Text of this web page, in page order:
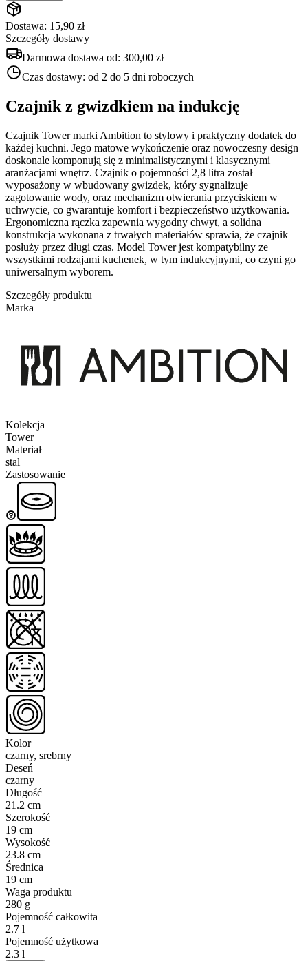
Dostawa: 15,90 zł
Szczegóły dostawy
Darmowa dostawa od: 300,00 zł
Czas dostawy: od 2 do 5 dni roboczych
Czajnik z gwizdkiem na indukcję
Czajnik Tower marki Ambition to stylowy i praktyczny dodatek do
każdej kuchni. Jego matowe wykończenie oraz nowoczesny design
doskonale komponują się z minimalistycznymi i klasycznymi
aranżacjami wnętrz. Czajnik o pojemności 2,8 litra został
wyposażony w wbudowany gwizdek, który sygnalizuje
zagotowanie wody, oraz mechanizm otwierania przyciskiem w
uchwycie, co gwarantuje komfort i bezpieczeństwo użytkowania.
Ergonomiczna rączka zapewnia wygodny chwyt, a solidna
konstrukcja wykonana z trwałych materiałów sprawia, że czajnik
posłuży przez długi czas. Model Tower jest kompatybilny ze
wszystkimi rodzajami kuchenek, w tym indukcyjnymi, co czyni go
uniwersalnym wyborem.
Szczegóły produktu
Marka
Kolekcja
Tower
Materiał
stal
Zastosowanie
Kolor
czarny, srebrny
Deseń
czarny
Długość
21.2 cm
Szerokość
19 cm
Wysokość
23.8 cm
Średnica
19 cm
Waga produktu
280 g
Pojemność całkowita
2.7 l
Pojemność użytkowa
2.3 l